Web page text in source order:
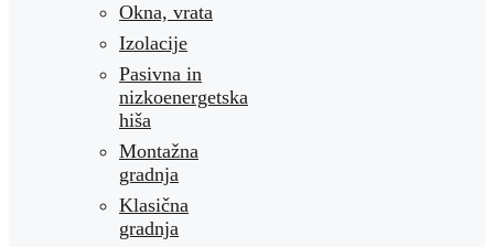
Okna, vrata
Izolacije
Pasivna in
nizkoenergetska
hiša
Montažna
gradnja
Klasična
gradnja